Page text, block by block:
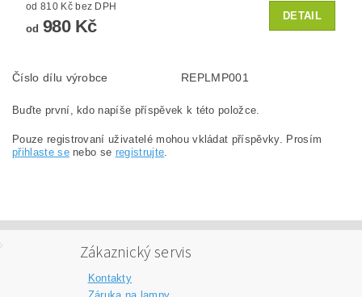
od 810 Kč bez DPH
od 980 Kč
DETAIL
Číslo dílu výrobce REPLMP001
Buďte první, kdo napíše příspěvek k této položce.
Pouze registrovaní uživatelé mohou vkládat příspěvky. Prosím
přihlaste senebo se registrujte.
Zákaznický servis
Kontakty